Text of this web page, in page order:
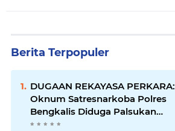
Berita Terpopuler
DUGAAN REKAYASA PERKARA:
Oknum Satresnarkoba Polres
Bengkalis Diduga Palsukan
Barang Bukti Hingga Paksa